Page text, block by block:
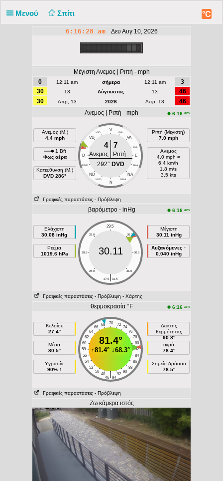
Μενού Σπίτι °C
6:16:28 am Δευ Αυγ 10, 2026
Μέγιστη Ανεμος | Ριπή - mph
0
12:11 am σήμερα 12:11 am
3
30
13 Αύγουστος 13
46
30
Απρ, 13 2026 Απρ, 13
46
Ανεμος | Ριπή - mph
6:16 am
Ανεμος (Μ.)
4.4 mph
1 Bft
Φως αέρα
Κατεύθυνση (Μ.)
DVD 286°
V
VVD VVA
VD VA
DVD AVA
D E
DND ANA
ND NA
NND NNA
N
4 7
Ανεμος
Ριπή
292° DVD
Ριπή (Μέγιστη)
7.0 mph
Ανεμος
4.0 mph =
6.4 km/h
1.8 m/s
3.5 kts
Γραφικές παραστάσεις - Πρόβλεψη
βαρόμετρο - inHg 6:16 am
Ελάχιστη
30.08 inHg
Ρεύμα
1019.6 hPa
29.5
29.0 30.0
28.5 30.5
28.0 31.0
|
27.5 31.5
30.11
Μέγιστη
30.11 inHg
Αυξανόμενες ↑
0.040 inHg
Γραφικές παραστάσεις - Πρόβλεψη - Χάρτης
θερμοκρασία °F 6:16 am
Κελσίου
27.4°
Μέσα
80.5°
Υγρασία
90% ↑
70
68 72
66
74
64
76
62
78
60
80
58
82
56
84
54
86
52
88
50
90
48 92
|
46 94
81.4°
↑81.4° ↓68.3°
Δείκτης
θερμότητας
90.8°
υγρό
78.4°
Σημείο δρόσου
78.5°
Γραφικές παραστάσεις - Πρόβλεψη
Ζω κάμερα ιστός